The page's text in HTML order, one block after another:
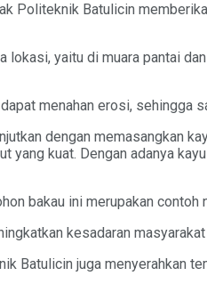
Politeknik Batulicin
lokasi, yaitu di muara pantai
menahan erosi, sehingga
dengan memasangkan
yang kuat. Dengan adanya
bakau ini merupakan
kesadaran
Batulicin juga menyerahkan